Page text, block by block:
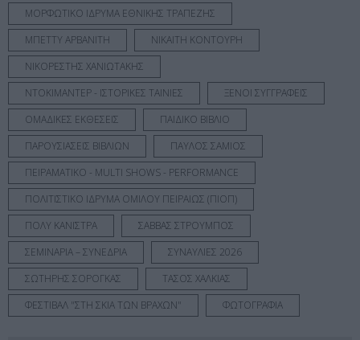
ΜΟΡΦΩΤΙΚΟ ΙΔΡΥΜΑ ΕΘΝΙΚΗΣ ΤΡΑΠΕΖΗΣ
ΜΠΕΤΤΥ ΑΡΒΑΝΙΤΗ
ΝΙΚΑΙΤΗ ΚΟΝΤΟΥΡΗ
ΝΙΚΟΡΕΣΤΗΣ ΧΑΝΙΩΤΑΚΗΣ
ΝΤΟΚΙΜΑΝΤΕΡ - ΙΣΤΟΡΙΚΕΣ ΤΑΙΝΙΕΣ
ΞΕΝΟΙ ΣΥΓΓΡΑΦΕΙΣ
ΟΜΑΔΙΚΕΣ ΕΚΘΕΣΕΙΣ
ΠΑΙΔΙΚΟ ΒΙΒΛΙΟ
ΠΑΡΟΥΣΙΑΣΕΙΣ ΒΙΒΛΙΩΝ
ΠΑΥΛΟΣ ΣΑΜΙΟΣ
ΠΕΙΡΑΜΑΤΙΚΟ - MULTI SHOWS - PERFORMANCE
ΠΟΛΙΤΙΣΤΙΚΟ ΙΔΡΥΜΑ ΟΜΙΛΟΥ ΠΕΙΡΑΙΩΣ (ΠΙΟΠ)
ΠΟΛΥ ΚΑΝΙΣΤΡΑ
ΣΑΒΒΑΣ ΣΤΡΟΥΜΠΟΣ
ΣΕΜΙΝΑΡΙΑ – ΣΥΝΕΔΡΙΑ
ΣΥΝΑΥΛΙΕΣ 2026
ΣΩΤΗΡΗΣ ΣΟΡΟΓΚΑΣ
ΤΑΣΟΣ ΧΑΛΚΙΑΣ
ΦΕΣΤΙΒΑΛ "ΣΤΗ ΣΚΙΑ ΤΩΝ ΒΡΑΧΩΝ"
ΦΩΤΟΓΡΑΦΙΑ